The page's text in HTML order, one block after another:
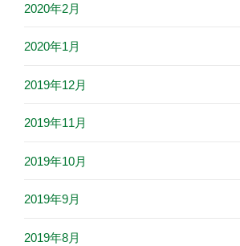
2020年2月
2020年1月
2019年12月
2019年11月
2019年10月
2019年9月
2019年8月